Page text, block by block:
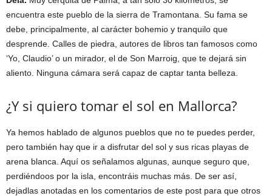
encuentra este pueblo de la sierra de Tramontana. Su fama se
debe, principalmente, al carácter bohemio y tranquilo que
desprende. Calles de piedra, autores de libros tan famosos como
‘Yo, Claudio’ o un mirador, el de Son Marroig, que te dejará sin
aliento. Ninguna cámara será capaz de captar tanta belleza.
¿Y si quiero tomar el sol en Mallorca?
Ya hemos hablado de algunos pueblos que no te puedes perder,
pero también hay que ir a disfrutar del sol y sus ricas playas de
arena blanca. Aquí os señalamos algunas, aunque seguro que,
perdiéndoos por la isla, encontráis muchas más. De ser así,
dejadlas anotadas en los comentarios de este post para que otros